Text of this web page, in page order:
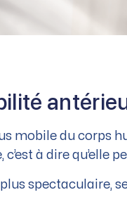
mobile du corps
à dire qu’elle
spectaculaire,